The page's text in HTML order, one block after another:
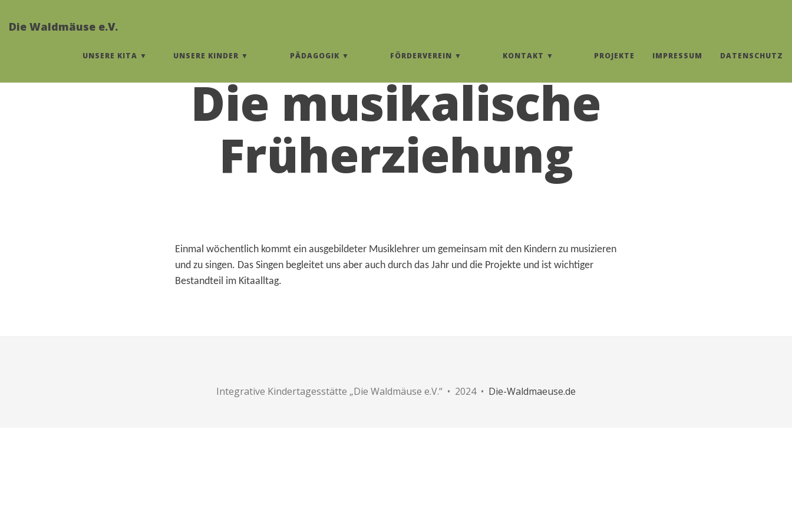
Die Waldmäuse e.V.
UNSERE KITA UNSERE KINDER PÄDAGOGIK FÖRDERVEREIN KONTAKT PROJEKTE IMPRESSUM DATENSCHUTZ
Die musikalische
Früherziehung
Einmal wöchentlich kommt ein ausgebildeter Musiklehrer um gemeinsam mit den Kindern zu musizieren
und zu singen. Das Singen begleitet uns aber auch durch das Jahr und die Projekte und ist wichtiger
Bestandteil im Kitaalltag.
Integrative Kindertagesstätte „Die Waldmäuse e.V.“ • 2024 • Die-Waldmaeuse.de